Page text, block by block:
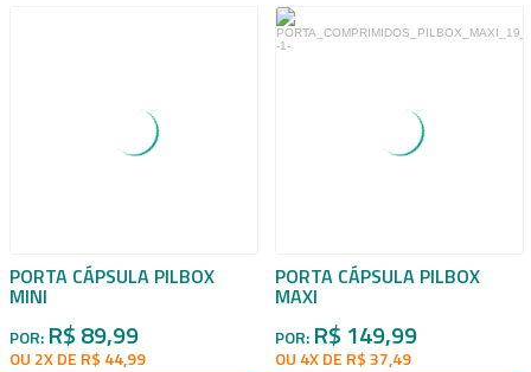
PORTA CÁPSULA PILBOX
MINI
POR: R$ 89,99
OU 2X DE R$ 44,99
PORTA CÁPSULA PILBOX
MAXI
POR: R$ 149,99
OU 4X DE R$ 37,49